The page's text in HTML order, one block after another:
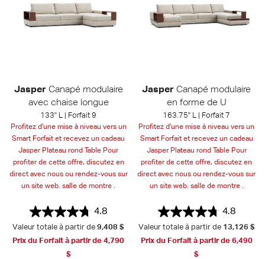
JasperCanapé modulaire
avec chaise longue
133" L | Forfait 9
Profitez d'une mise à niveau vers un
Smart Forfait et recevez un cadeau
Jasper Plateau rond Table Pour
profiter de cette offre, discutez en
direct avec nous ou rendez-vous sur
un site web. salle de montre .
4.8
Valeur totale à partir de9,408 $
Prix du Forfait à partir de4,790
$
Jasper Canapé modulaire
en forme de U
163.75" L | Forfait 7
Profitez d'une mise à niveau vers un
Smart Forfait et recevez un cadeau
Jasper Plateau rond Table Pour
profiter de cette offre, discutez en
direct avec nous ou rendez-vous sur
un site web. salle de montre .
4.8
Valeur totale à partir de 13,126 $
Prix du Forfait à partir de 6,490
$